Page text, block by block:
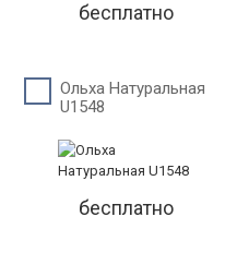
бесплатно
Ольха Натуральная
U1548
бесплатно